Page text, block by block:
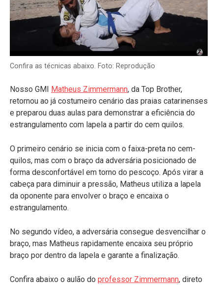
Confira as técnicas abaixo. Foto: Reprodução
Nosso GMI Matheus Zimmermann, da Top Brother,
retornou ao já costumeiro cenário das praias catarinenses
e preparou duas aulas para demonstrar a eficiência do
estrangulamento com lapela a partir do cem quilos.
O primeiro cenário se inicia com o faixa-preta no cem-
quilos, mas com o braço da adversária posicionado de
forma desconfortável em torno do pescoço. Após virar a
cabeça para diminuir a pressão, Matheus utiliza a lapela
da oponente para envolver o braço e encaixa o
estrangulamento.
No segundo vídeo, a adversária consegue desvencilhar o
braço, mas Matheus rapidamente encaixa seu próprio
braço por dentro da lapela e garante a finalização.
Confira abaixo o aulão do professor Zimmermann, direto